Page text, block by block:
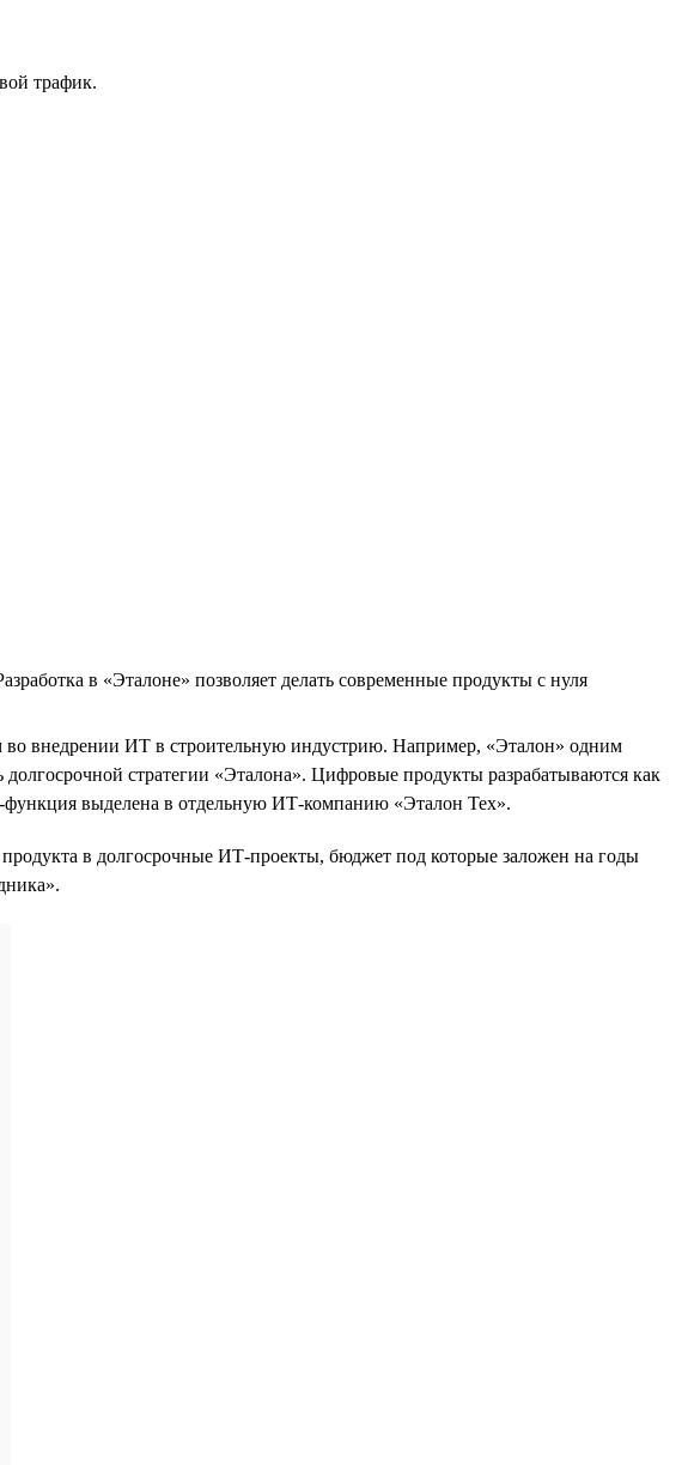
трафик.
в «Эталоне» позволяет делать современные продукты с нуля
во внедрении ИТ в строительную индустрию. Например, «Эталон» одним
стратегии «Эталона». Цифровые продукты разрабатываются как
выделена в отдельную ИТ-компанию «Эталон Тех».
в долгосрочные ИТ-проекты, бюджет под которые заложен на годы